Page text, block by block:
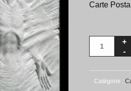
Carte
Catégorie :